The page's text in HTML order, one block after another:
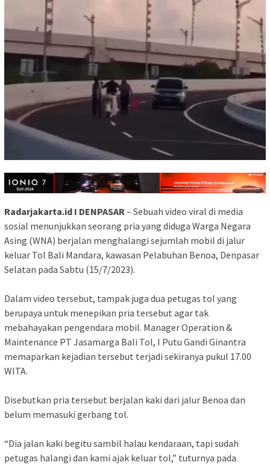
Radarjakarta.id I DENPASAR– Sebuah video viral di media
sosial menunjukkan seorang pria yang diduga Warga Negara
Asing (WNA) berjalan menghalangi sejumlah mobil di jalur
keluar Tol Bali Mandara, kawasan Pelabuhan Benoa, Denpasar
Selatan pada Sabtu (15/7/2023).
Dalam video tersebut, tampak juga dua petugas tol yang
berupaya untuk menepikan pria tersebut agar tak
mebahayakan pengendara mobil. Manager Operation &
Maintenance PT Jasamarga Bali Tol, I Putu Gandi Ginantra
memaparkan kejadian tersebut terjadi sekiranya pukul 17.00
WITA.
Disebutkan pria tersebut berjalan kaki dari jalur Benoa dan
belum memasuki gerbang tol.
“Dia jalan kaki begitu sambil halau kendaraan, tapi sudah
petugas halangi dan kami ajak keluar tol,” tuturnya pada